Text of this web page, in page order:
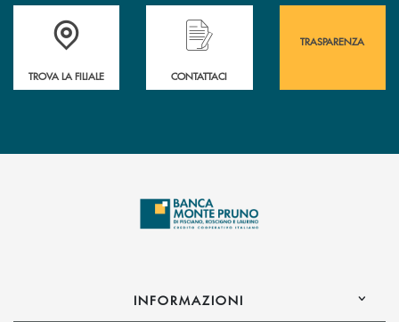
Accedi all' elenco completo&nbsp; delle&nbsp; filiali&nbsp; di Banca
TROVA LA FILIALE
Hai bisogno di assistenza immediata?
CONTATTACI
TRASPARENZA
INFORMAZIONI